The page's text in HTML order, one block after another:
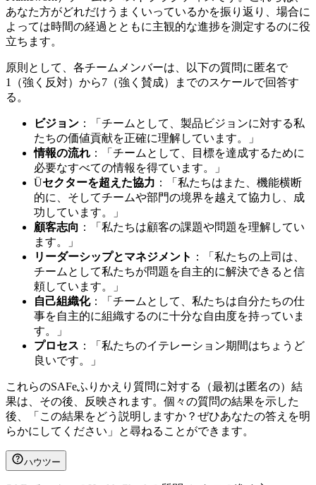
あなた方がどれだけうまくいっているかを振り返り、場合に
よっては時間の経過とともに主観的な進捗を測定するのに役
立ちます。
原則として、各チームメンバーは、以下の質問に匿名で
1（強く反対）から7（強く賛成）までのスケールで回答す
る。
ビジョン ：「チームとして、製品ビジョンに対する私
たちの価値貢献を正確に理解しています。」
情報の流れ ：「チームとして、目標を達成するために
必要なすべての情報を得ています。」
Üセクターを超えた協力 ：「私たちはまた、機能横断
的に、そしてチームや部門の境界を越えて協力し、成
功しています。」
顧客志向 ：「私たちは顧客の課題や問題を理解してい
ます。」
リーダーシップとマネジメント ：「私たちの上司は、
チームとして私たちが問題を自主的に解決できると信
頼しています。」
自己組織化：「チームとして、私たちは自分たちの仕
事を自主的に組織するのに十分な自由度を持っていま
す。」
プロセス ：「私たちのイテレーション期間はちょうど
良いです。」
これらのSAFeふりかえり質問に対する（最初は匿名の）結
果は、その後、反映されます。個々の質問の結果を示した
後、「この結果をどう説明しますか？ぜひあなたの答えを明
らかにしてください」と尋ねることができます。
ハウツー